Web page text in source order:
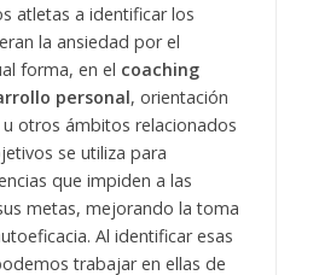
atletas a identificar los
la ansiedad por el
forma, en el coaching
personal, orientación
otros ámbitos relacionados
se utiliza para
que impiden a las
metas, mejorando la toma
Al identificar esas
trabajar en ellas de